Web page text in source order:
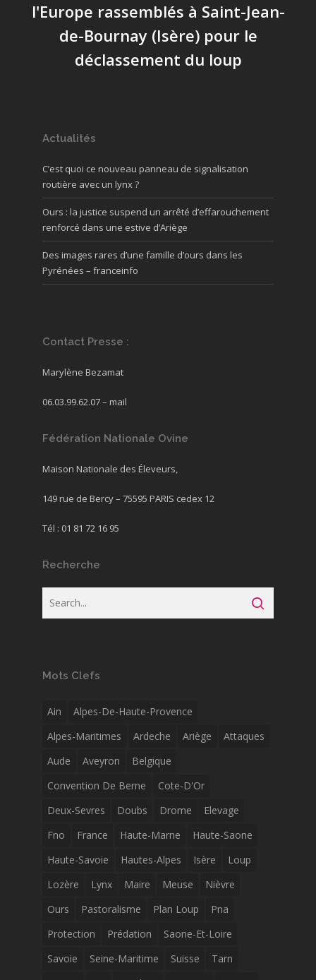
l'Europe rassemblés à Saint-Jean-
de-Bournay (Isère) pour le
déclassement du loup
Actualités
C’est quoi ce nouveau panneau de signalisation
routière avec un lynx ?
Ours : la justice suspend un arrêté d’effarouchement
renforcé dans une estive d’Ariège
Des images rares d’une famille d’ours dans les
Pyrénées – franceinfo
Contact Presse :
Marylène Bezamat
06.03.99.62.07 – mail
Fédération Nationale Ovine
Maison Nationale des Éleveurs,
149 rue de Bercy – 75595 PARIS cedex 12
Tél : 01 81 72 16 95
Recherche
Mots Clefs
Ain
Alpes-De-Haute-Provence
Alpes-Maritimes
Ardeche Ariège
Attaques
Aude
Aveyron
Belgique
Convention De Berne
Cote-D'Or
Deux-Sevres
Doubs Drome
Elevage
Fno
France Haute-Marne
Haute-Saone
Haute-Savoie
Hautes-Alpes Isère
Loup
Lozère
Lynx Maire Meuse
Nièvre
Ours
Pastoralisme Plan Loup
Pna
Protection
Prédation
Saone-Et-Loire
Savoie
Seine-Maritime Suisse
Tarn